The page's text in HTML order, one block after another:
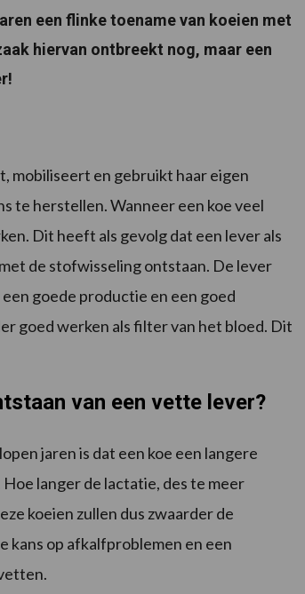
een flinke toename van koeien met
hiervan ontbreekt nog, maar een
mobiliseert en gebruikt haar eigen
te herstellen. Wanneer een koe veel
Dit heeft als gevolg dat een lever als
de stofwisseling ontstaan. De lever
goede productie en een goed
goed werken als filter van het bloed. Dit
van een vette lever?
jaren is dat een koe een langere
langer de lactatie, des te meer
koeien zullen dus zwaarder de
kans op afkalfproblemen en een